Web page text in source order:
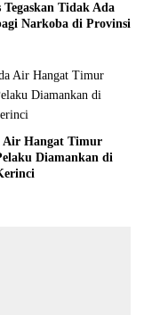
Tidak Ada
Narkoba di Provinsi
Air Hangat Timur
Diamankan di